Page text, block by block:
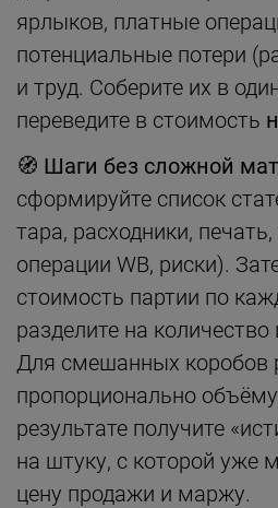
ярлыков, платные
потенциальные потери
и труд. Соберите их в
переведите в стоимость
🧭 Шаги без сложной
сформируйте список
тара, расходники,
операции WB, риски).
стоимость партии по
разделите на
Для смешанных коробов
пропорционально
результате получите
на штуку, с которой уже
цену продажи и маржу.